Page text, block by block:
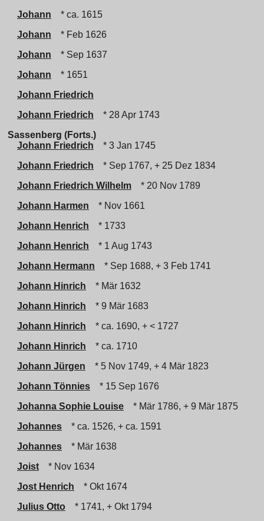
Johann
* ca. 1615
Johann
* Feb 1626
Johann
* Sep 1637
Johann
* 1651
Johann Friedrich
Johann Friedrich
* 28 Apr 1743
Sassenberg (Forts.)
Johann Friedrich
* 3 Jan 1745
Johann Friedrich
* Sep 1767, + 25 Dez 1834
Johann Friedrich Wilhelm
* 20 Nov 1789
Johann Harmen
* Nov 1661
Johann Henrich
* 1733
Johann Henrich
* 1 Aug 1743
Johann Hermann
* Sep 1688, + 3 Feb 1741
Johann Hinrich
* Mär 1632
Johann Hinrich
* 9 Mär 1683
Johann Hinrich
* ca. 1690, + < 1727
Johann Hinrich
* ca. 1710
Johann Jürgen
* 5 Nov 1749, + 4 Mär 1823
Johann Tönnies
* 15 Sep 1676
Johanna Sophie Louise
* Mär 1786, + 9 Mär 1875
Johannes
* ca. 1526, + ca. 1591
Johannes
* Mär 1638
Joist
* Nov 1634
Jost Henrich
* Okt 1674
Julius Otto
* 1741, + Okt 1794